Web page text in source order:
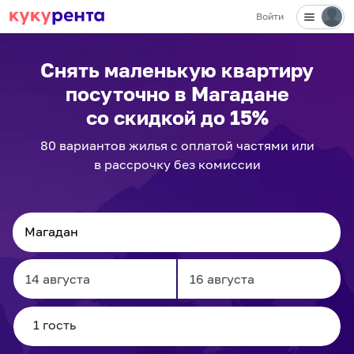
Войти
Снять маленькую квартиру
посуточно в Магадане
со скидкой до 15%
80 вариантовжилья с оплатой частями или
в рассрочку без комиссии
Navigate
forward
to
Navigate
to
✕